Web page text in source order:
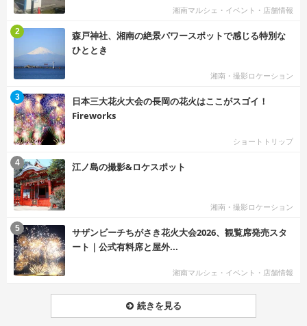
湘南マルシェ・イベント・店舗情報
森戸神社、湘南の絶景パワースポットで感じる特別な
ひととき
湘南・撮影ロケーション
2
日本三大花火大会の長岡の花火はここがスゴイ！
Fireworks
ショートトリップ
3
江ノ島の撮影&ロケスポット
湘南・撮影ロケーション
4
サザンビーチちがさき花火大会2026、観覧席発売スタ
ート｜公式有料席と屋外...
湘南マルシェ・イベント・店舗情報
5
続きを見る